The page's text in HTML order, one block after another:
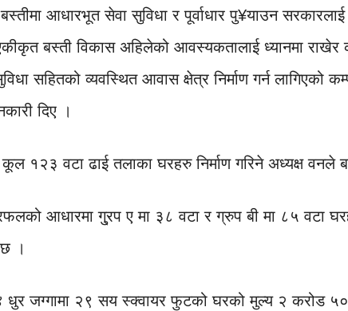
आधारभूत सेवा सुविधा र पूर्वाधार पु¥याउन
बस्ती विकास अहिलेको आवस्यकतालाई ध्यानमा राखेर
सहितको व्यवस्थित आवास क्षेत्र निर्माण गर्न लागिएको
दिए ।
कूल १२३ वटा ढाई तलाका घरहरु निर्माण गरिने अध्यक्ष वनले
आधारमा गु्रप ए मा ३८ वटा र ग्रुप बी मा ८५ वटा
।
धुर जग्गामा २९ सय स्क्वायर फुटको घरको मुल्य २ करोड